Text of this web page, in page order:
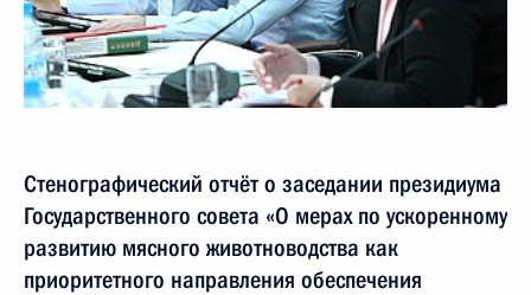
Стенографический отчёт о заседании президиума
Государственного совета «О мерах по ускоренному
развитию мясного животноводства как
приоритетного направления обеспечения